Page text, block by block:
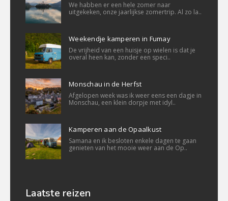
We habben er een hele zomer naar
uitgekeken, onze jaarlijkse zomertrip. Al zo la..
Weekendje kamperen in Fumay
De vrijheid van een huisje op wielen is dat je
overal heen kan, zonder een speci..
Monschau in de Herfst
Afgelopen week was ik weer eens een dagje in
Monschau, een klein dorpje met idyl..
Kamperen aan de Opaalkust
Samana en ik besloten enkele dagen te gaan
genieten van het mooie weer aan de Op..
Laatste reizen